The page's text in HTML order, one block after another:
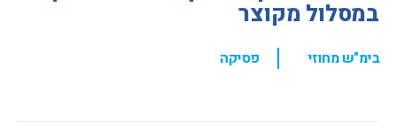
במסלול מקוצר
בימ"ש מחוזי , פסיקה